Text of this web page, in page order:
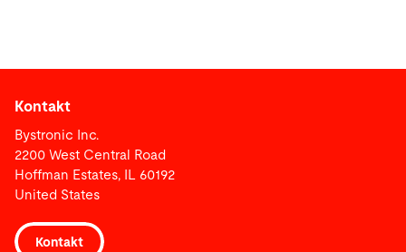
Kontakt
Bystronic Inc.
2200 West Central Road
Hoffman Estates, IL 60192
United States
Kontakt